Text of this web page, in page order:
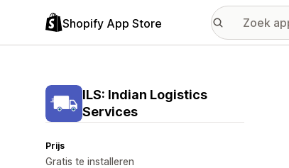
Shopify App Store
ILS: Indian Logistics
Services
Prijs
Gratis te installeren